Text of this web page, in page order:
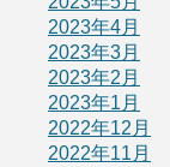
2023年4月
2023年3月
2023年2月
2023年1月
2022年12月
2022年11月